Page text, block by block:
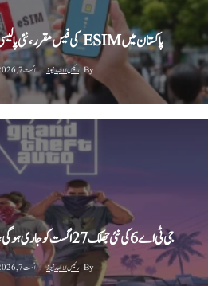
پاکستان میں ESIM کی فیس مقرر، نئی پالیسی 17 اگست سے نافذ
By رئیس الاخبار نیوز اگست 7, 2026
جی ٹی اے 6 کی نئی جھلک 27 اگست کو جاری ہوگی، راک اسٹار گیمز کا اعلان
By رئیس الاخبار نیوز اگست 7, 2026